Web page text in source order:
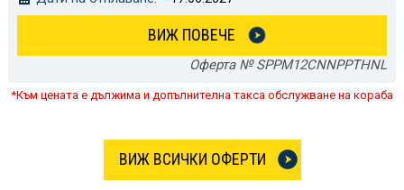
ВИЖ ПОВЕЧЕ
Оферта № SPPM12CNNPPTHNL
*Към цената е дължима и допълнителна такса обслужване на кораба
ВИЖ ВСИЧКИ ОФЕРТИ